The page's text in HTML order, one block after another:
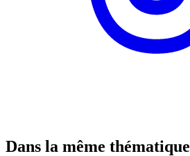
Dans la même thématique